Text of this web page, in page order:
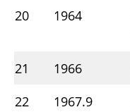
20
1964
21
1966
22
1967.9